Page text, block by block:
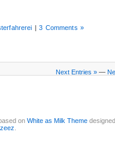
| 3 Comments »
Next Entries »—
onWhite as Milk Theme